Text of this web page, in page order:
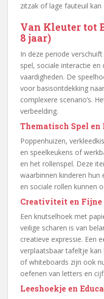
zitzak of lage fauteuil
Van Kleuter tot
8 jaar)
In deze periode
spel, sociale interactie
vaardigheden. De
voor basisontdekking
complexere scenario’s.
verbeelding.
Thematisch Spel en
Poppenhuizen,
en speelkeukens of
en het rollenspel. Deze
waarbinnen kinderen hun
en sociale rollen kunnen
Creativiteit en
Een knutselhoek met
veilige scharen is van
creatieve expressie. Een
verplaatsbaar tafeltje
of whiteboards zijn ook
oefenen van letters en
Leeshoekje en